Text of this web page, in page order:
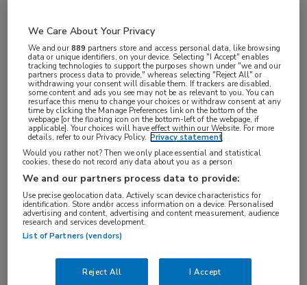
BRANCHE
Verpleeghuis
AANSTELLING
Vaste aanstelling
PLAATSINGSDATUM
8 mei 2026
NIVEAU
Ervaren
DIENSTVERBAND
We Care About Your Privacy
We and our889 partners store and access personal data, like browsing
data or unique identifiers, on your device. Selecting "I Accept" enables
tracking technologies to support the purposes shown under "we and our
partners process data to provide," whereas selecting "Reject All" or
withdrawing your consent will disable them. If trackers are disabled,
some content and ads you see may not be as relevant to you. You can
resurface this menu to change your choices or withdraw consent at any
time by clicking the Manage Preferences link on the bottom of the
webpage [or the floating icon on the bottom-left of the webpage, if
applicable]. Your choices will have effect within our Website. For more
details, refer to our Privacy Policy. Privacy statement
Would you rather not? Then we only place essential and statistical
cookies, these do not record any data about you as a person
We and our partners process data to provide:
Use precise geolocation data. Actively scan device characteristics for
identification. Store and/or access information on a device. Personalised
advertising and content, advertising and content measurement, audience
research and services development.
List of Partners (vendors)
Reject All I Accept